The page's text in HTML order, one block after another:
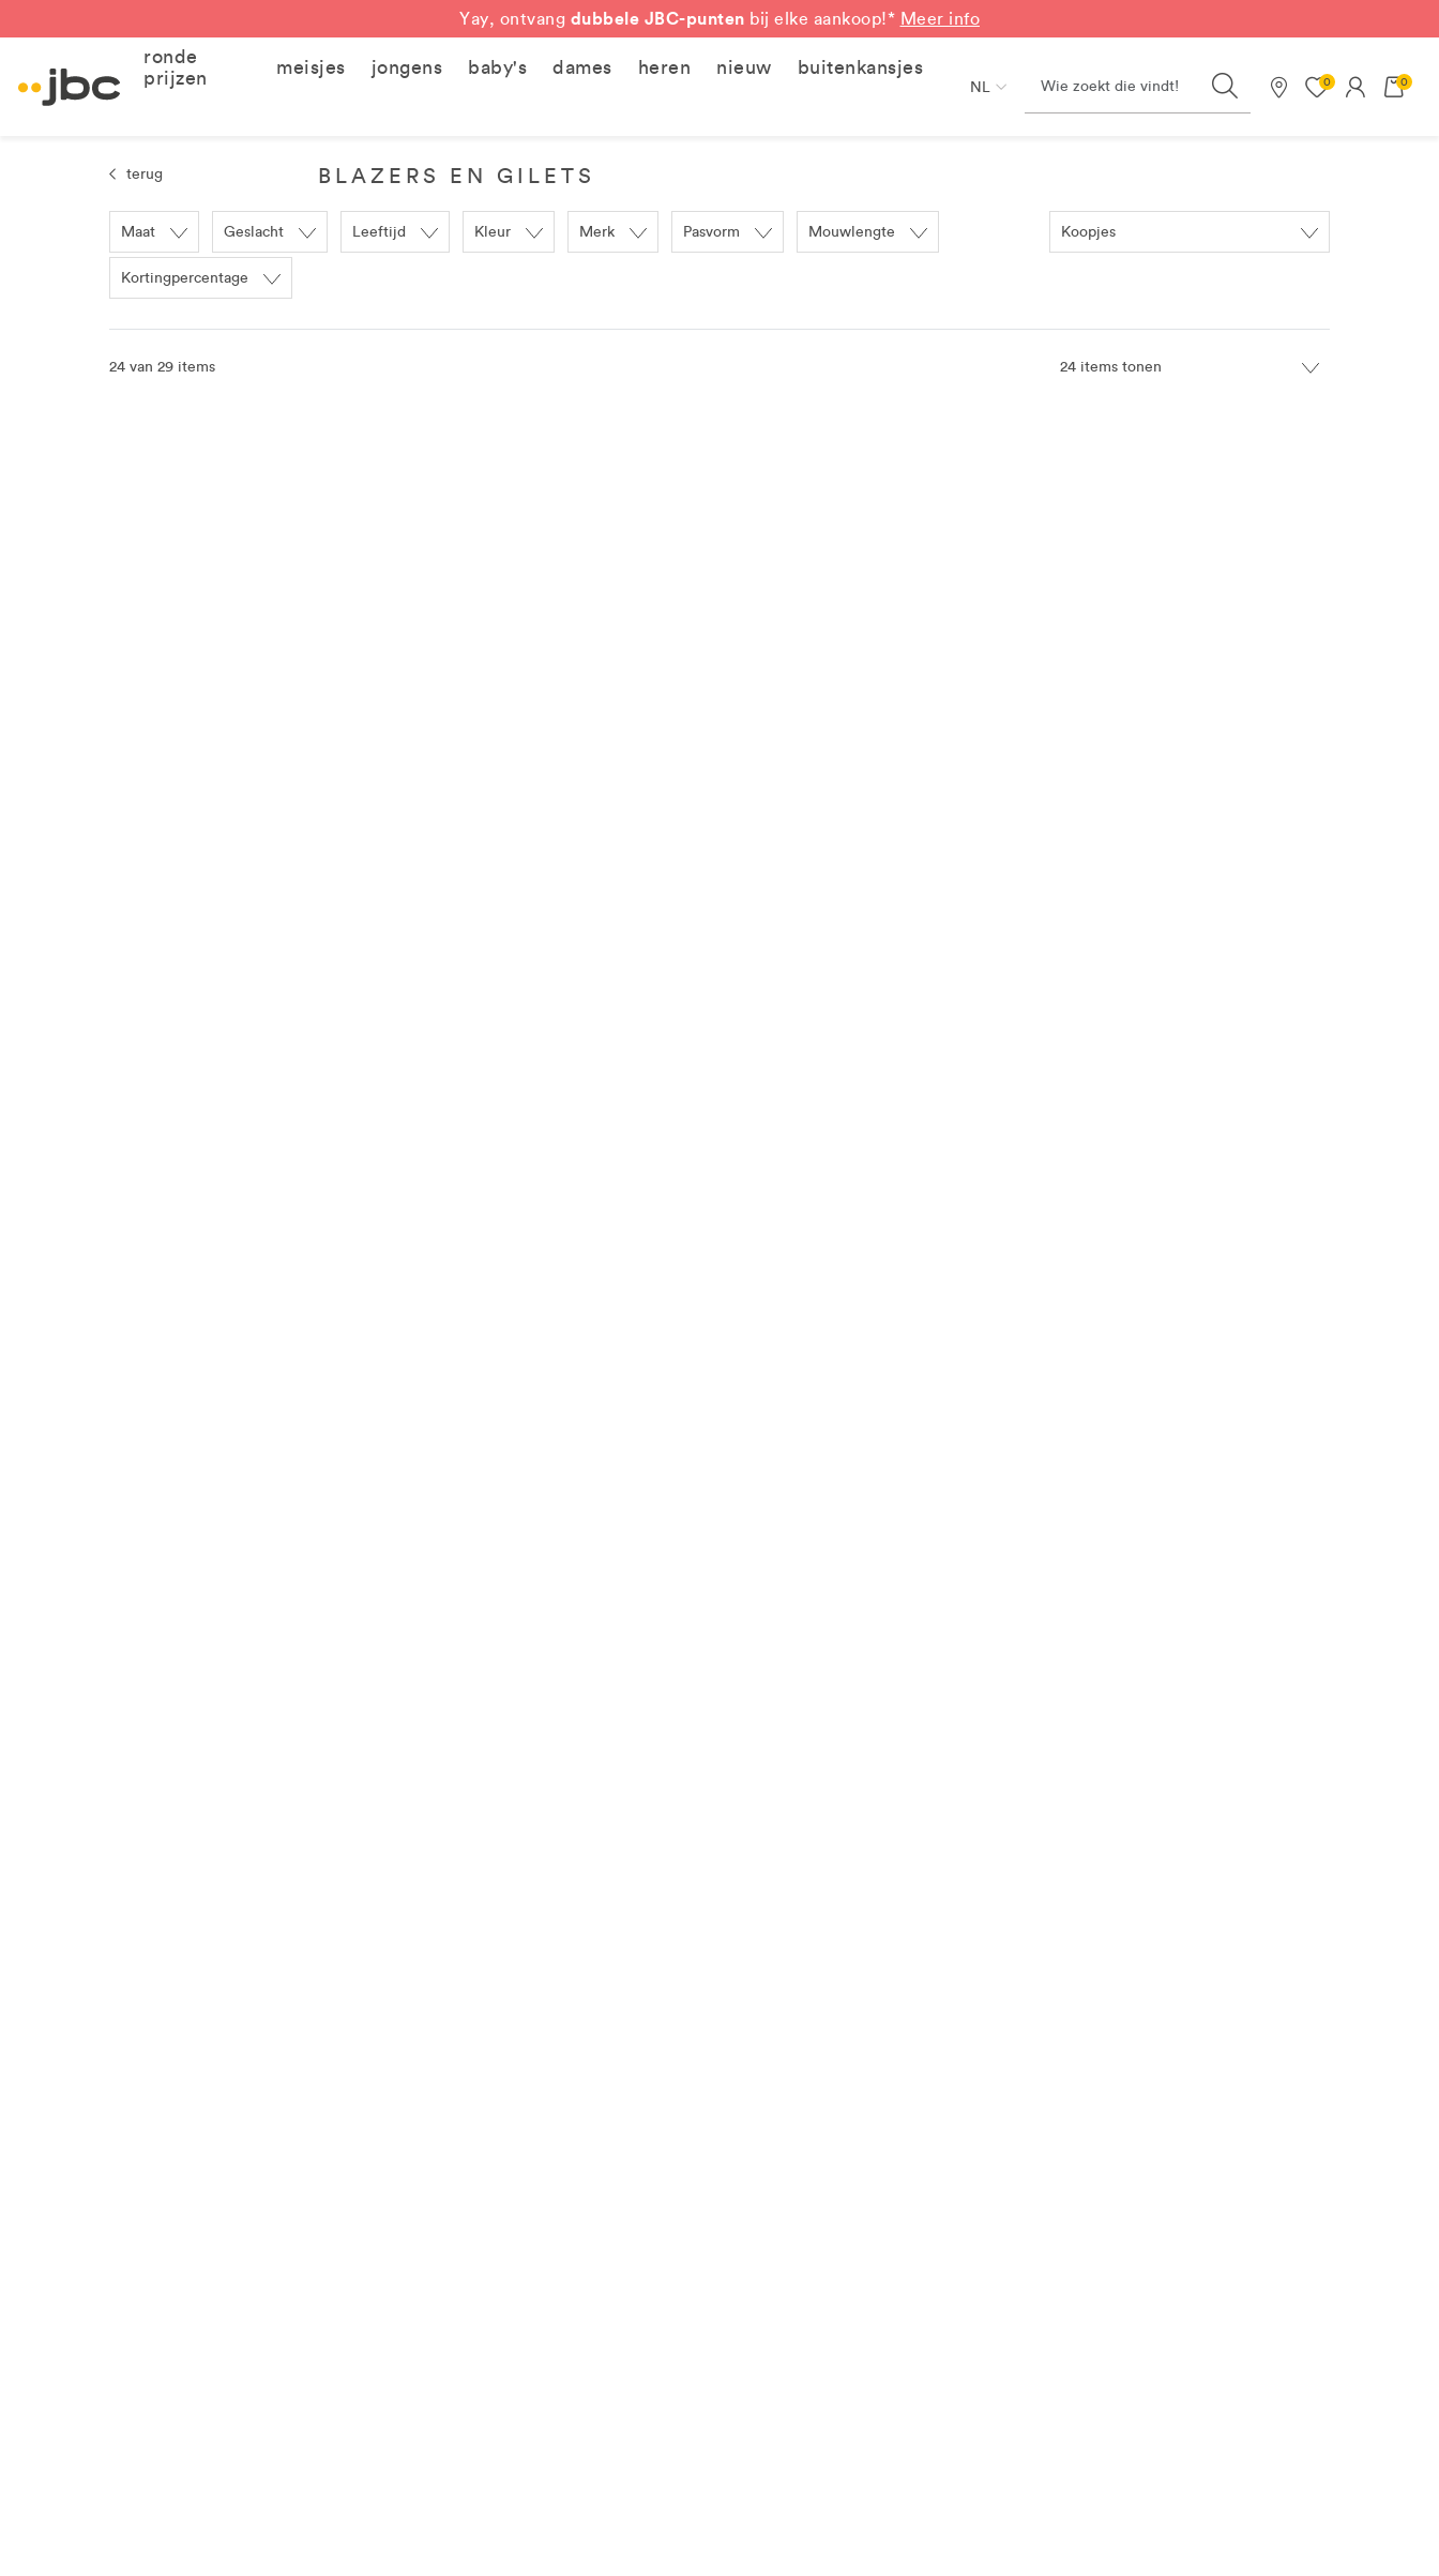
Yay, ontvang dubbele JBC-punten bij elke aankoop!* Meer info
ronde
prijzen
meisjes jongens baby's dames heren nieuw buitenkansjes
NL Search
Onze winkels
0 0
terug BLAZERS EN GILETS
Maat Geslacht Leeftijd Kleur Merk Pasvorm Mouwlengte
Kortingpercentage
24 van 29 items